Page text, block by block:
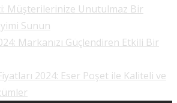
Müşterilerinize Unutulmaz Bir
Sunun
Markanızı Güçlendiren Etkili Bir
2024: Eser Poşet ile Kaliteli ve